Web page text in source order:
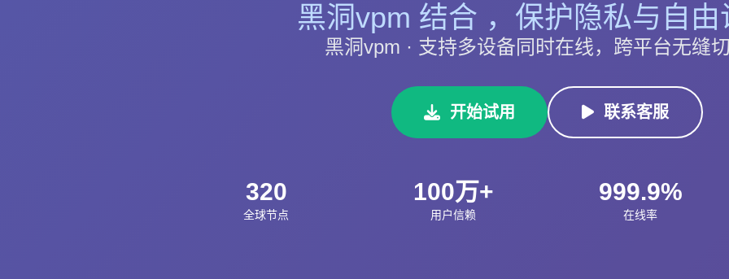
黑洞vpm 结合 ，保护隐私与自由
黑洞vpm · 支持多设备同时在线，跨平台无缝
开始试用 联系客服
320
全球节点
100万+
用户信赖
999.9%
在线率